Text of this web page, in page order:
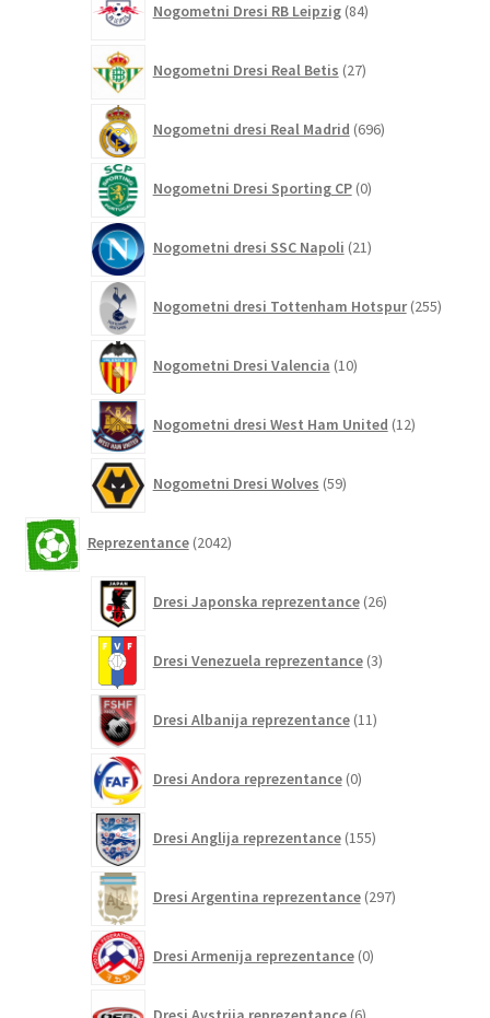
Nogometni Dresi RB Leipzig 84izdelkov
Nogometni Dresi Real Betis 27izdelkov
Nogometni dresi Real Madrid 696izdelkov
Nogometni Dresi Sporting CP 0izdelkov
Nogometni dresi SSC Napoli 21izdelkov
Nogometni dresi Tottenham Hotspur 255
Nogometni Dresi Valencia 10izdelkov
Nogometni dresi West Ham United 12izdelkov
Nogometni Dresi Wolves 59izdelkov
Reprezentance 2042izdelkov
Dresi Japonska reprezentance 26izdelkov
Dresi Venezuela reprezentance 3izdelki
Dresi Albanija reprezentance 11izdelkov
Dresi Andora reprezentance 0izdelkov
Dresi Anglija reprezentance 155izdelkov
Dresi Argentina reprezentance 297izdelkov
Dresi Armenija reprezentance 0izdelkov